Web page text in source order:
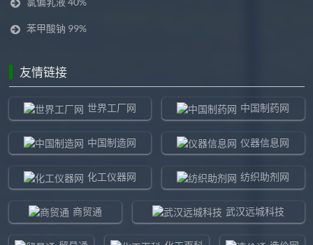
苯甲酸钠 99%
友情链接
世界工厂网 中国制药网
中国制造网 仪器信息网
化工仪器网 纺织助剂网
商贸通 武汉远城科技